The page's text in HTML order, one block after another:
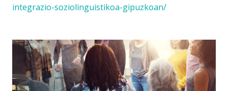
integrazio-soziolinguistikoa-gipuzkoan/